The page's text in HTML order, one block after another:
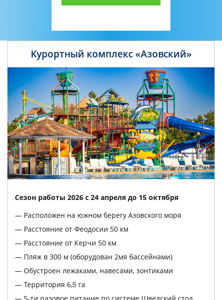
Курортный комплекс «Азовский»
Сезон работы 2026 с 24 апреля до 15 октября
Расположен на южном берегу Азовского моря
Расстояние от Феодосии 50 км
Расстояние от Керчи 50 км
Пляж в 300 м (оборудован 2мя бассейнами)
Обустроен лежаками, навесами, зонтиками
Территория 6,5 га
5-ти разовое питание по системе Шведский стол